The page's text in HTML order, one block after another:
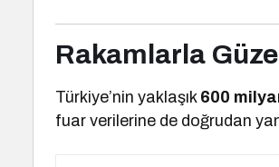
Rakamlarla
Türkiye’nin yaklaşık 600
fuar verilerine de doğrudan